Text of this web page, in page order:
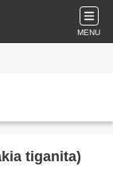
MENU
tiganita)